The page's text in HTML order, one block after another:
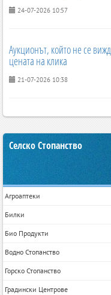
24-07-2026 10:57
Аукционът, който не се
цената на клика
21-07-2026 10:38
Селско Стопанство
Агроаптеки
Билки
Био Продукти
Водно Стопанство
Горско Стопанство
Градински Центрове